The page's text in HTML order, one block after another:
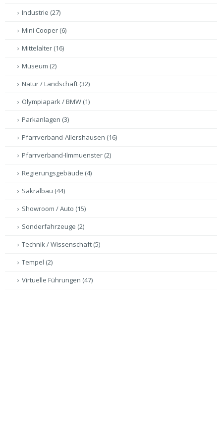
Industrie (27)
Mini Cooper (6)
Mittelalter (16)
Museum (2)
Natur / Landschaft (32)
Olympiapark / BMW (1)
Parkanlagen (3)
Pfarrverband-Allershausen (16)
Pfarrverband-Ilmmuenster (2)
Regierungsgebäude (4)
Sakralbau (44)
Showroom / Auto (15)
Sonderfahrzeuge (2)
Technik / Wissenschaft (5)
Tempel (2)
Virtuelle Führungen (47)